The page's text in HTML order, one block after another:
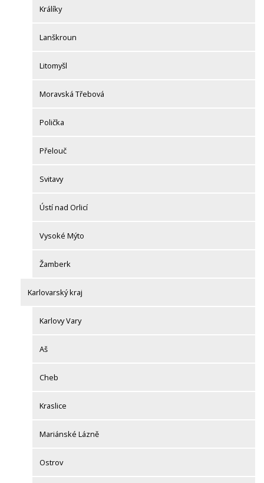
Králíky
Lanškroun
Litomyšl
Moravská Třebová
Polička
Přelouč
Svitavy
Ústí nad Orlicí
Vysoké Mýto
Žamberk
Karlovarský kraj
Karlovy Vary
Aš
Cheb
Kraslice
Mariánské Lázně
Ostrov